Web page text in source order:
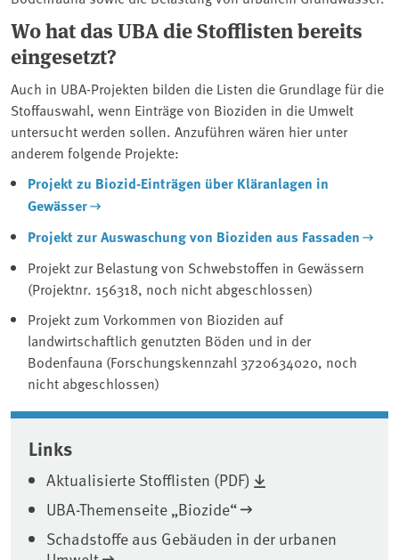
Wo hat das UBA die Stofflisten bereits
eingesetzt?
Auch in UBA-Projekten bilden die Listen die Grundlage für die
Stoffauswahl, wenn Einträge von Bioziden in die Umwelt
untersucht werden sollen. Anzuführen wären hier unter
anderem folgende Projekte:
Projekt zu Biozid-Einträgen über Kläranlagen in
Gewässer
Projekt zur Auswaschung von Bioziden aus Fassaden
Projekt zur Belastung von Schwebstoffen in Gewässern
(Projektnr. 156318, noch nicht abgeschlossen)
Projekt zum Vorkommen von Bioziden auf
landwirtschaftlich genutzten Böden und in der
Bodenfauna (Forschungskennzahl 3720634020, noch
nicht abgeschlossen)
Associated content
Links
Aktualisierte Stofflisten (PDF)
UBA-Themenseite „Biozide“
Schadstoffe aus Gebäuden in der urbanen